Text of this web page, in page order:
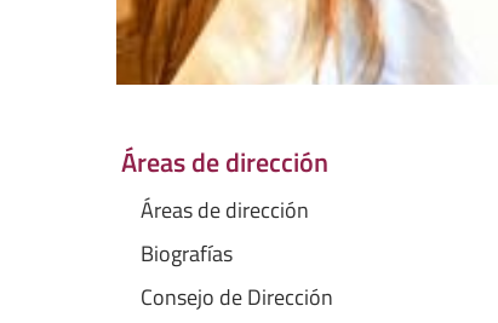
Áreas de dirección
Áreas de dirección
Biografías
Consejo de Dirección